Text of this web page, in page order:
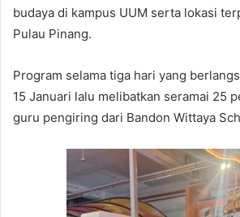
budaya di kampus UUM serta lokasi
Pulau Pinang.
Program selama tiga hari yang
15 Januari lalu melibatkan seramai 25
guru pengiring dari Bandon Wittaya